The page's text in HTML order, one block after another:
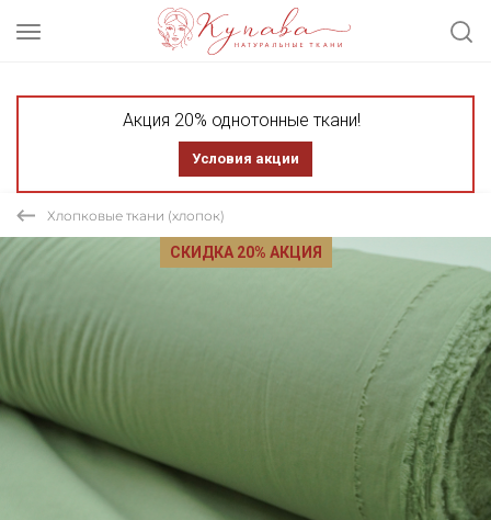
Акция 20% однотонные ткани!
Условия акции
Хлопковые ткани (хлопок)
СКИДКА 20% АКЦИЯ